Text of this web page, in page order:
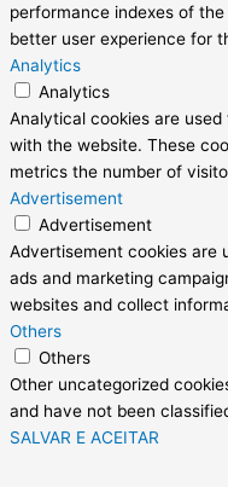
performance indexes of
better user experience for
Analytics
Analytics
Analytical cookies are
with the website. These
metrics the number of
Advertisement
Advertisement
Advertisement cookies are
ads and marketing
websites and collect
Others
Others
Other uncategorized
and have not been
SALVAR E ACEITAR